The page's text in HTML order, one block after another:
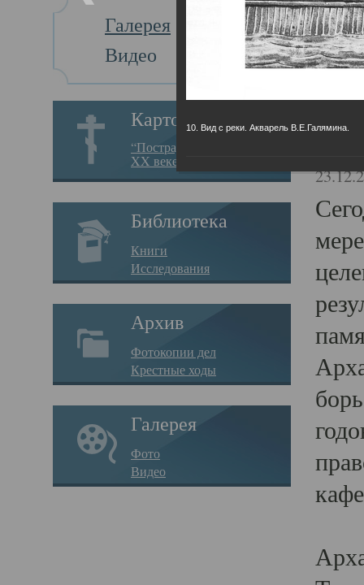
Галерея
Видео
Картотека
“Пострадавшие за веру в
XX веке на Севере”
Библиотека
Книги
Исследования
Архив
Фотокопии дел
Крестные ходы
Галерея
Фото
Видео
Главная
10. Вид с реки. Акварель В.Е.Галямина.